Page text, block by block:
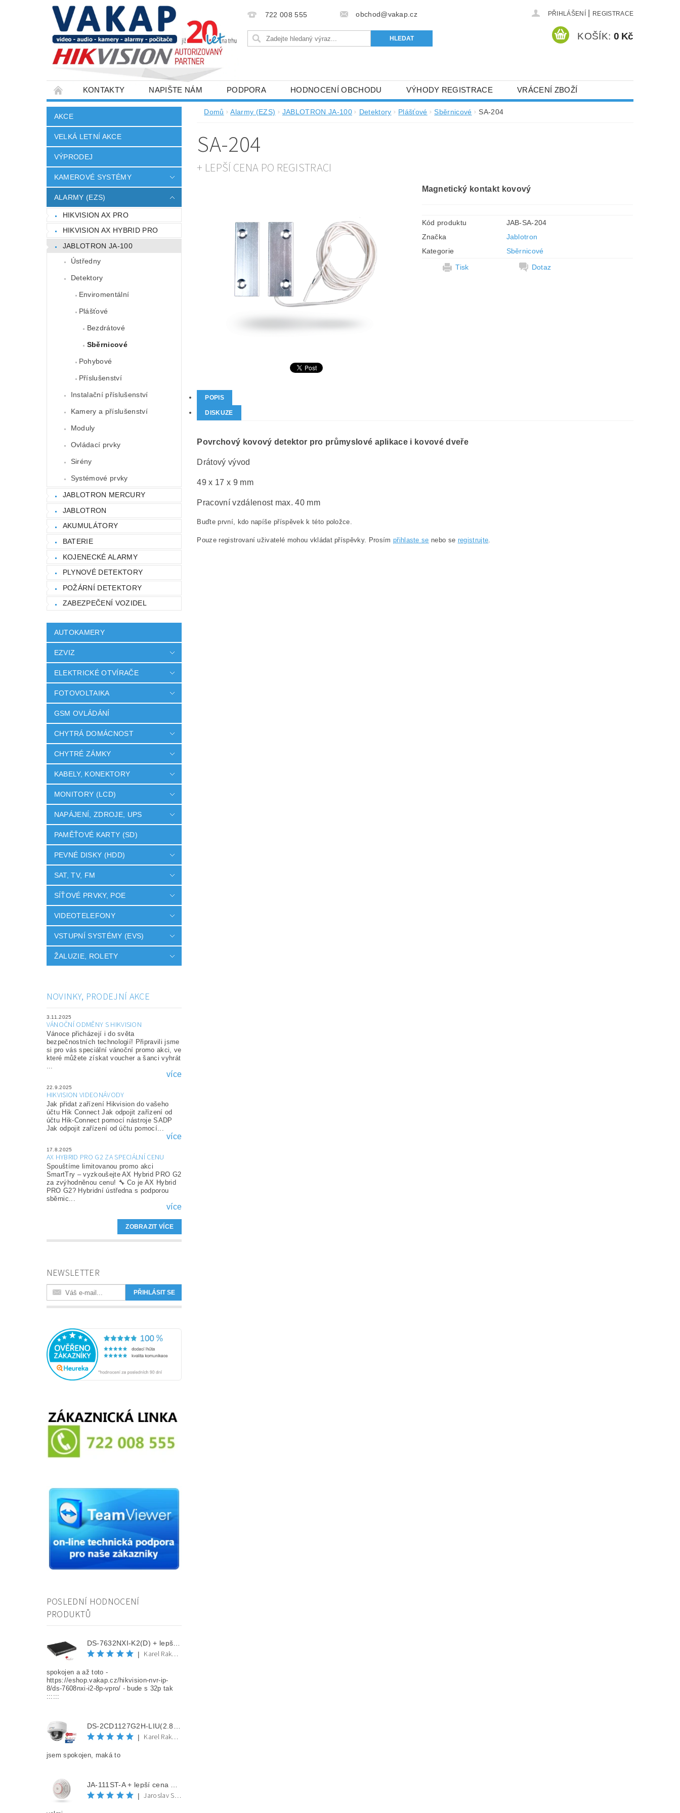
722 008 555 obchod@vakap.cz PŘIHLÁŠENÍ REGISTRACE
KOŠÍK: 0 Kč
KONTAKTY NAPIŠTE NÁM PODPORA HODNOCENÍ OBCHODU VÝHODY REGISTRACE VRÁCENÍ ZBOŽÍ
SLOVNÍK POJMŮ VELKOOBCHOD
AKCE
VELKÁ LETNÍ AKCE
VÝPRODEJ
KAMEROVÉ SYSTÉMY
ALARMY (EZS)
HIKVISION AX PRO
HIKVISION AX HYBRID PRO
JABLOTRON JA-100
Ústředny
Detektory
Enviromentální
Plášťové
Bezdrátové
Sběrnicové
Pohybové
Příslušenství
Instalační příslušenství
Kamery a příslušenství
Moduly
Ovládací prvky
Sirény
Systémové prvky
JABLOTRON MERCURY
JABLOTRON
AKUMULÁTORY
BATERIE
KOJENECKÉ ALARMY
PLYNOVÉ DETEKTORY
POŽÁRNÍ DETEKTORY
ZABEZPEČENÍ VOZIDEL
AUTOKAMERY
EZVIZ
ELEKTRICKÉ OTVÍRAČE
FOTOVOLTAIKA
GSM OVLÁDÁNÍ
CHYTRÁ DOMÁCNOST
CHYTRÉ ZÁMKY
KABELY, KONEKTORY
MONITORY (LCD)
NAPÁJENÍ, ZDROJE, UPS
PAMĚŤOVÉ KARTY (SD)
PEVNÉ DISKY (HDD)
SAT, TV, FM
SÍŤOVÉ PRVKY, POE
VIDEOTELEFONY
VSTUPNÍ SYSTÉMY (EVS)
ŽALUZIE, ROLETY
NOVINKY, PRODEJNÍ AKCE
3.11.2025
VÁNOČNÍ ODMĚNY S HIKVISION
Vánoce přicházejí i do světa
bezpečnostních technologií! Připravili jsme
si pro vás speciální vánoční promo akci, ve
které můžete získat voucher a šanci vyhrát
...
více
22.9.2025
HIKVISION VIDEONÁVODY
Jak přidat zařízení Hikvision do vašeho
účtu Hik Connect Jak odpojit zařízení od
účtu Hik-Connect pomocí nástroje SADP
Jak odpojit zařízení od účtu pomocí...
více
17.8.2025
AX HYBRID PRO G2 ZA SPECIÁLNÍ CENU
Spouštíme limitovanou promo akci
SmartTry – vyzkoušejte AX Hybrid PRO G2
za zvýhodněnou cenu! 🔧 Co je AX Hybrid
PRO G2? Hybridní ústředna s podporou
sběrnic...
více
ZOBRAZIT VÍCE
NEWSLETTER
POSLEDNÍ HODNOCENÍ
PRODUKTŮ
DS-7632NXI-K2(D) + lepší cena po registraci
|
Karel Rakovec
spokojen a až toto -
https://eshop.vakap.cz/hikvision-nvr-ip-
8/ds-7608nxi-i2-8p-vpro/ - bude s 32p tak
::::::
DS-2CD1127G2H-LIU(2.8mm) + lepší cena po registraci
|
Karel Rakovec
jsem spokojen, maká to
JA-111ST-A + lepší cena po registraci
|
Jaroslav Spěváček
Domů Alarmy (EZS) JABLOTRON JA-100 Detektory Plášťové Sběrnicové SA-204
SA-204
+ LEPŠÍ CENA PO REGISTRACI
Magnetický kontakt kovový
Kód produktu
JAB-SA-204
Značka
Jablotron
Kategorie
Sběrnicové
Tisk
Dotaz
POPIS
DISKUZE
Povrchový kovový detektor pro průmyslové aplikace i kovové dveře
Drátový vývod
49 x 17 x 9 mm
Pracovní vzdálenost max. 40 mm
Buďte první, kdo napíše příspěvek k této položce.
Pouze registrovaní uživatelé mohou vkládat příspěvky. Prosím přihlaste se nebo se registrujte